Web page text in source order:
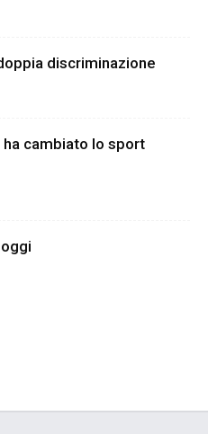
discriminazione
cambiato lo sport